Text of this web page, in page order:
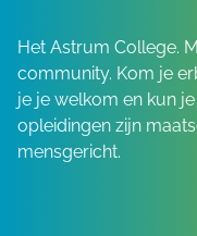
Het Astrum College.
community. Kom je
je je welkom en kun
opleidingen zijn
mensgericht.